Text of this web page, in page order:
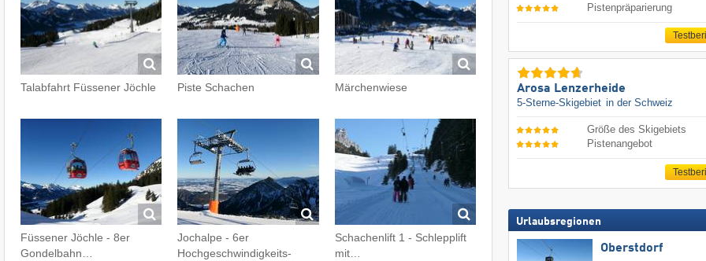
Talabfahrt Füssener Jöchle Piste Schachen Märchenwiese
Füssener Jöchle - 8er
Gondelbahn…
Jochalpe - 6er
Hochgeschwindigkeits-
Schachenlift 1 - Schlepplift
mit…
Pistenpräparierung
Arosa Lenzerheide
5-Sterne-Skigebiet in der Schweiz
Größe des Skigebiets
Pistenangebot
Urlaubsregionen
Oberstdorf